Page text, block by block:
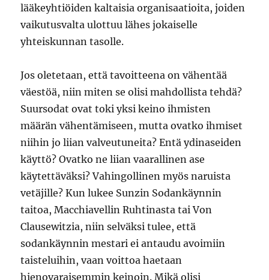
lääkeyhtiöiden kaltaisia organisaatioita, joiden
vaikutusvalta ulottuu lähes jokaiselle
yhteiskunnan tasolle.
Jos oletetaan, että tavoitteena on vähentää
väestöä, niin miten se olisi mahdollista tehdä?
Suursodat ovat toki yksi keino ihmisten
määrän vähentämiseen, mutta ovatko ihmiset
niihin jo liian valveutuneita? Entä ydinaseiden
käyttö? Ovatko ne liian vaarallinen ase
käytettäväksi? Vahingollinen myös naruista
vetäjille? Kun lukee Sunzin Sodankäynnin
taitoa, Macchiavellin Ruhtinasta tai Von
Clausewitzia, niin selväksi tulee, että
sodankäynnin mestari ei antaudu avoimiin
taisteluihin, vaan voittoa haetaan
hienovaraisemmin keinoin. Mikä olisi